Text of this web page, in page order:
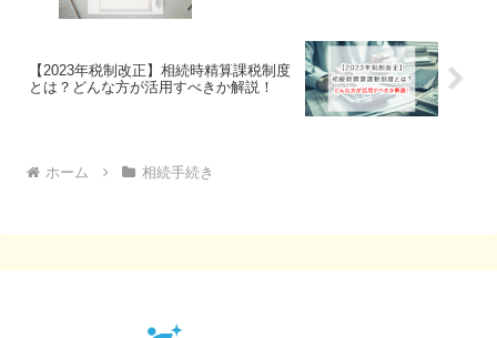
【2023年税制改正】相続時精算課税制度
とは？どんな方が活用すべきか解説！
ホーム 相続手続き